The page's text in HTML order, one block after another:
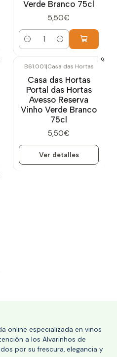
Verde Branco 75cl
5,50€
Cantidad
B61.001|Casa das Hortas
Casa das Hortas
Portal das Hortas
Avesso Reserva
Vinho Verde Branco
75cl
5,50€
Ver detalles
online especializada en vinos
a los Alvarinhos de
por su frescura, elegancia y